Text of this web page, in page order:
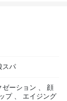
スパ
ゼーション 、
顔
プ 、
エイジング